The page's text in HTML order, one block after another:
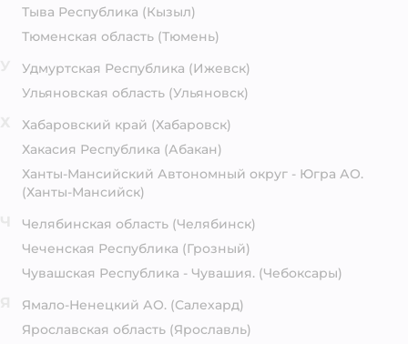
Тыва Республика (Кызыл)
Тюменская область (Тюмень)
Удмуртская Республика (Ижевск)
Ульяновская область (Ульяновск)
Хабаровский край (Хабаровск)
Хакасия Республика (Абакан)
Ханты-Мансийский Автономный округ - Югра АО.
(Ханты-Мансийск)
Челябинская область (Челябинск)
Чеченская Республика (Грозный)
Чувашская Республика - Чувашия. (Чебоксары)
Ямало-Ненецкий АО. (Салехард)
Ярославская область (Ярославль)